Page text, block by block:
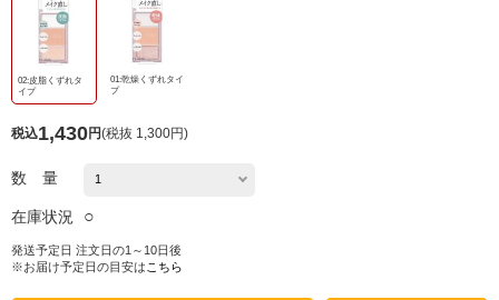
02:皮脂くずれタ
イプ
01:乾燥くずれタイ
プ
税込1,430円(税抜 1,300円)
数 量
在庫状況 ○
発送予定日 注文日の1～10日後
※お届け予定日の目安は こちら